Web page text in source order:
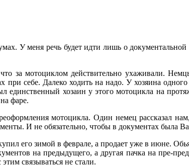
У меня речь будет идти лишь о документальной
за мотоциклом действительно ухаживали.
при себе. Далеко ходить на надо. У хозяина
единственный хозаин у этого мотоцикла на
фаре.
мотоцикла. Один немец рассказал
И не обязательно, чтобы в документах была
его зимой в феврале, а продает уже в июне.
на предыдущего, а другая пачка на пре-
связываться не стали.